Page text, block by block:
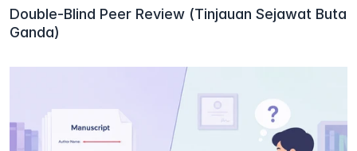
Double-Blind Peer Review (Tinjauan Sejawat Buta
Ganda)